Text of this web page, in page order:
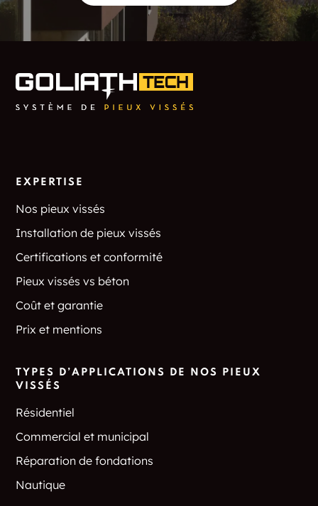
EXPERTISE
Nos pieux vissés
Installation de pieux vissés
Certifications et conformité
Pieux vissés vs béton
Coût et garantie
Prix et mentions
TYPES D’APPLICATIONS DE NOS PIEUX
VISSÉS
Résidentiel
Commercial et municipal
Réparation de fondations
Nautique